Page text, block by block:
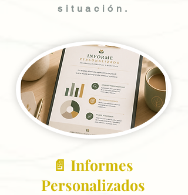
situación.
📄 Informes
Personalizados